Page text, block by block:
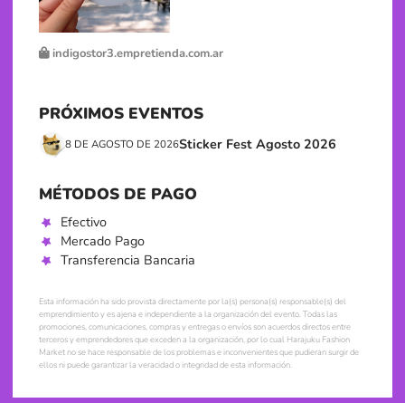
indigostor3.empretienda.com.ar
PRÓXIMOS EVENTOS
8 DE AGOSTO DE 2026Sticker Fest Agosto 2026
MÉTODOS DE PAGO
Efectivo
Mercado Pago
Transferencia Bancaria
Esta información ha sido provista directamente por la(s) persona(s) responsable(s) del
emprendimiento y es ajena e independiente a la organización del evento. Todas las
promociones, comunicaciones, compras y entregas o envíos son acuerdos directos entre
terceros y emprendedores que exceden a la organización, por lo cual Harajuku Fashion
Market no se hace responsable de los problemas e inconvenientes que pudieran surgir de
ellos ni puede garantizar la veracidad o integridad de esta información.